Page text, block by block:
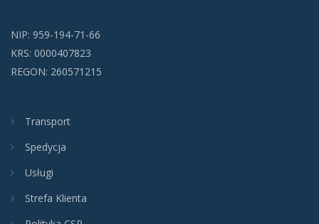
NIP: 959-194-71-66
KRS: 0000407823
REGON: 260571215
Transport
Spedycja
Usługi
Strefa Klienta